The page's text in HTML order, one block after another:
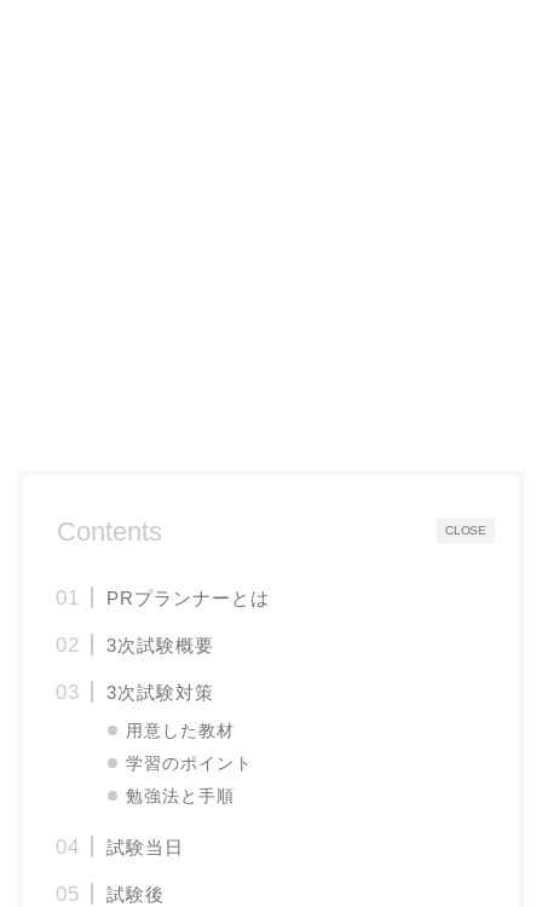
CLOSE
Contents
PRプランナーとは
3次試験概要
3次試験対策
用意した教材
学習のポイント
勉強法と手順
試験当日
試験後